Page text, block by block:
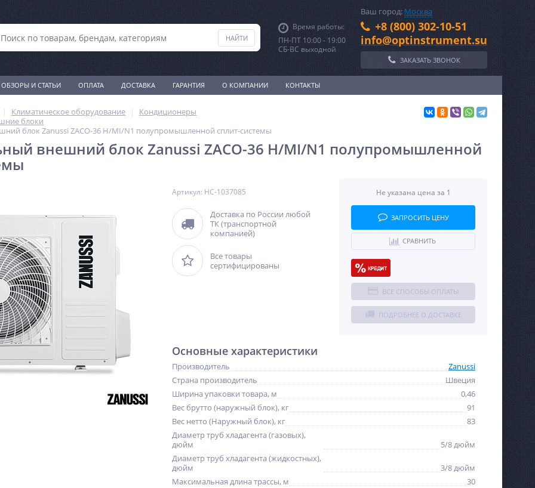
Время работы:
ПН-ПТ 10:00 - 19:00
СБ-ВС выходной
Ваш город: Москва
+8 (800) 302-10-51
info@optinstrument.su
ЗАКАЗАТЬ ЗВОНОК
ОБЗОРЫ И СТАТЬИ ОПЛАТА ДОСТАВКА ГАРАНТИЯ О КОМПАНИИ КОНТАКТЫ
Климатическое оборудование
Кондиционеры
блоки
блок Zanussi ZACO-36 H/MI/N1 полупромышленной сплит-системы
внешний блок Zanussi ZACO-36 H/MI/N1 полупромышленной
Артикул: НС-1037085
Доставка по России любой
ТК (транспортной
компанией)
Все товары
сертифицированы
Не указана цена за 1
ЗАПРОСИТЬ ЦЕНУ
СРАВНИТЬ
ВСЕ СПОСОБЫ ОПЛАТЫ
ПОДРОБНЕЕ О ДОСТАВКЕ
Основные характеристики
Производитель
Zanussi
Страна производитель
Швеция
Ширина упаковки товара, м
0,46
Вес брутто (наружный блок), кг
91
Вес нетто (Наружный блок), кг
83
Диаметр труб хладагента (газовых),
дюйм
5/8 дюйм
Диаметр труб хладагента (жидкостных),
дюйм
3/8 дюйм
Максимальная длина трассы, м
30